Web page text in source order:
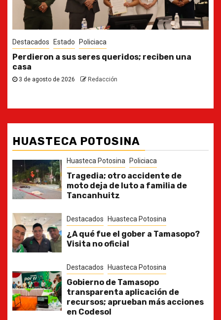
Destacados Estado
Ya casi, el quinto informe del Gobernador
HUASTECA POTOSINA
Huasteca Potosina Policiaca
Tragedia; otro accidente de
moto deja de luto a familia de
Tancanhuitz
Destacados Huasteca Potosina
¿A qué fue el gober a Tamasopo?
Visita no oficial
Destacados Huasteca Potosina
Gobierno de Tamasopo
transparenta aplicación de
recursos; aprueban más acciones
en Codesol